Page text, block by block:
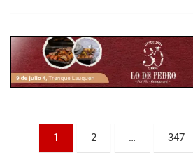
Paginación
1 2 … 347
Baradero (Buenos Aires)
KDO - F6
Ciudad de Trenque Lauquen (Asfalto)
Trenque Lauquen (Buenos Aires)
Villaguay (Entre Ríos)